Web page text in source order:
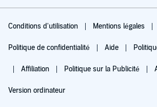
Conditions d'utilisation Mentions légales
Politique de confidentialité Aide
Affiliation Politique sur la Publicité
Version ordinateur